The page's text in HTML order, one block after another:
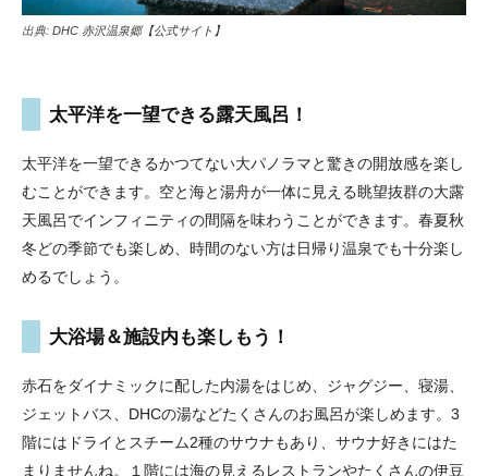
出典: DHC 赤沢温泉郷【公式サイト】
太平洋を一望できる露天風呂！
太平洋を一望できるかつてない大パノラマと驚きの開放感を楽し
むことができます。空と海と湯舟が一体に見える眺望抜群の大露
天風呂でインフィニティの間隔を味わうことができます。春夏秋
冬どの季節でも楽しめ、時間のない方は日帰り温泉でも十分楽し
めるでしょう。
大浴場＆施設内も楽しもう！
赤石をダイナミックに配した内湯をはじめ、ジャグジー、寝湯、
ジェットバス、DHCの湯などたくさんのお風呂が楽しめます。3
階にはドライとスチーム2種のサウナもあり、サウナ好きにはた
まりませんね。１階には海の見えるレストランやたくさんの伊豆